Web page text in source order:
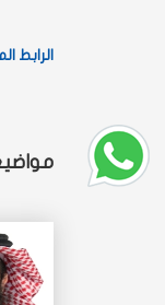
الرابط